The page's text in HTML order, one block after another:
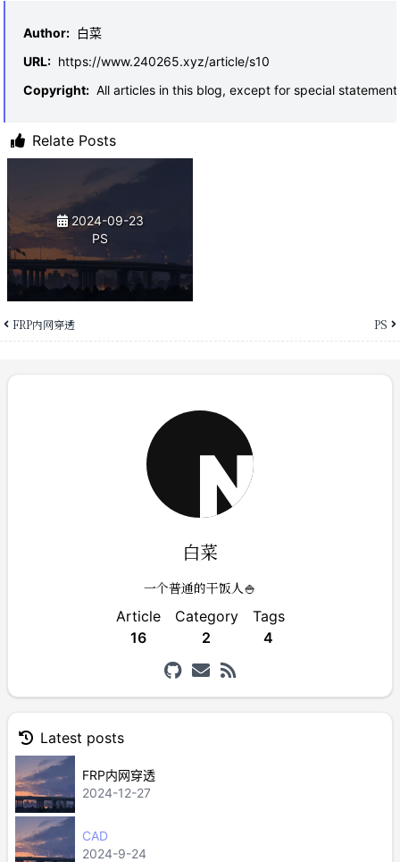
Author: 白菜
URL: https://www.240265.xyz/article/s10
Copyright: All articles in this blog, except for special
Relate Posts
2024-09-23
PS
FRP内网穿透 PS
白菜
一个普通的干饭人🍚
Article
16
Category
2
Tags
4
Latest posts
FRP内网穿透
2024-12-27
CAD
2024-9-24